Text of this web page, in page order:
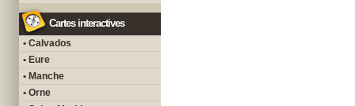
Cartes interactives
• Calvados
• Eure
• Manche
• Orne